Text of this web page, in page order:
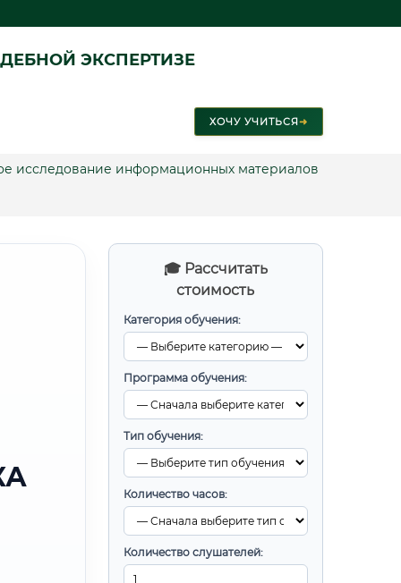
ЭКСПЕРТИЗЕ
ХОЧУ УЧИТЬСЯ➜
исследование информационных материалов
🎓 Рассчитать
стоимость
Категория обучения:
Программа обучения:
Тип обучения:
Количество часов:
Количество слушателей: